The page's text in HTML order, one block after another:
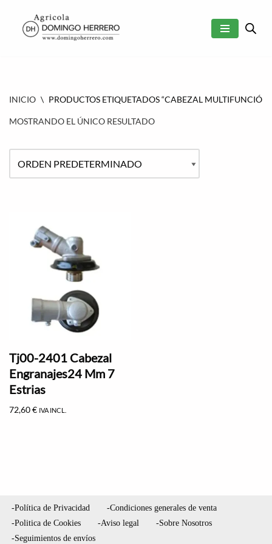
SALTAR
INICIO \ PRODUCTOS ETIQUETADOS “CABEZAL MULTIFUNCIÓN”
MOSTRANDO EL ÚNICO RESULTADO
Tj00-2401 Cabezal
Engranajes24 Mm 7
Estrias
72,60€ IVA INCL.
-Política de Privacidad
-Condiciones generales de venta
-Politica de Cookies
-Aviso legal
-Sobre Nosotros
-Seguimientos de envíos